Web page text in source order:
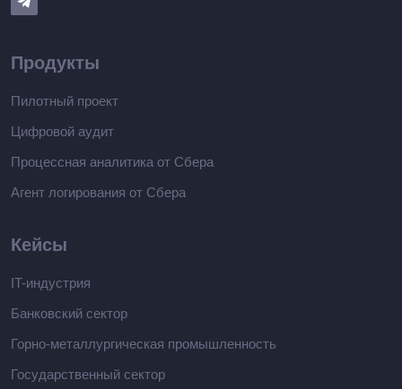
Продукты
Пилотный проект
Цифровой аудит
Процессная аналитика от Сбера
Агент логирования от Сбера
Кейсы
IT-индустрия
Банковский сектор
Горно-металлургическая промышленность
Государственный сектор